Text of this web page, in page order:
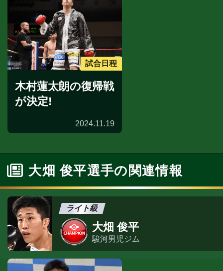
試合日程
木村蓮太朗の復帰戦
が決定!
2024.11.19
大畑 俊平選手の関連情報
ライト級
大畑 俊平
駿河男児ジム